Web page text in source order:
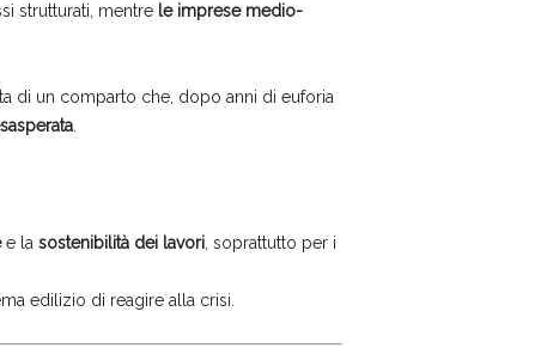
strutturati, mentre le imprese medio-
di un comparto che, dopo anni di euforia
.
e la sostenibilità dei lavori, soprattutto per i
edilizio di reagire alla crisi.